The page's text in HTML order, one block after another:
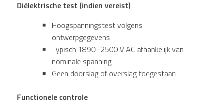
Diëlektrische test (indien vereist)
Hoogspanningstest volgens
ontwerpgegevens
Typisch 1890–2500 V AC afhankelijk van
nominale spanning
Geen doorslag of overslag toegestaan
Functionele controle